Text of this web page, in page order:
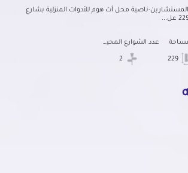
ناصية محل أت هوم للأدوات المنزلية بشارع
عدد الشوارع المحيطه